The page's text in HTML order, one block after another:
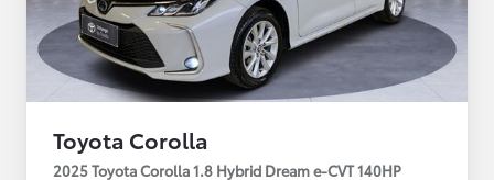
Toyota Corolla
2025 Toyota Corolla 1.8 Hybrid Dream e-CVT 140HP